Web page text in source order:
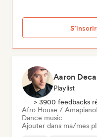
Playlist
> 3900 feedbacks
Afro House / Amapiano
Dance music
Ajouter dans ma/mes